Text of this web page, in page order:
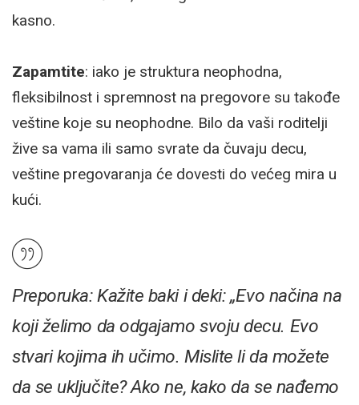
kasno.
Zapamtite: iako je struktura neophodna,
fleksibilnost i spremnost na pregovore su takođe
veštine koje su neophodne. Bilo da vaši roditelji
žive sa vama ili samo svrate da čuvaju decu,
veštine pregovaranja će dovesti do većeg mira u
kući.
Preporuka: Kažite baki i deki: „Evo načina na
koji želimo da odgajamo svoju decu. Evo
stvari kojima ih učimo. Mislite li da možete
da se uključite? Ako ne, kako da se nađemo